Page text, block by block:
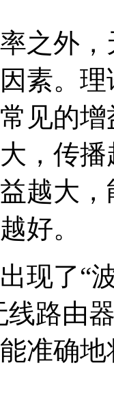
之外
素。
见的
，传
越大
好。
现了“
路由
准确